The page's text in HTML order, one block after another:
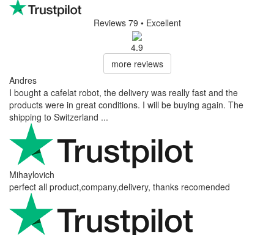
Reviews 79 • Excellent
4.9
more reviews
Andres
I bought a cafelat robot, the delivery was really fast and the
products were in great conditions. I will be buying again. The
shipping to Switzerland ...
Mihaylovich
perfect all product,company,delivery, thanks recomended